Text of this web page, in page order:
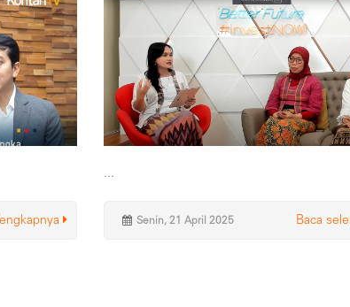
...
Senin, 21 April 2025 Baca